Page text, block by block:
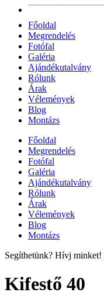
Főoldal
Megrendelés
Fotófal
Galéria
Ajándékutalvány
Rólunk
Árak
Vélemények
Blog
Montázs
Főoldal
Megrendelés
Fotófal
Galéria
Ajándékutalvány
Rólunk
Árak
Vélemények
Blog
Montázs
Segíthetünk? Hívj minket!
Kifestő 40